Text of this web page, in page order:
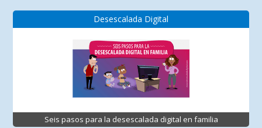
Desescalada Digital
Seis pasos para la desescalada digital en familia